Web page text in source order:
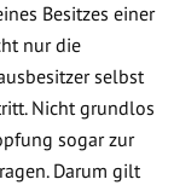
Besitzes einer
nur die
selbst
Nicht grundlos
sogar zur
Darum gilt